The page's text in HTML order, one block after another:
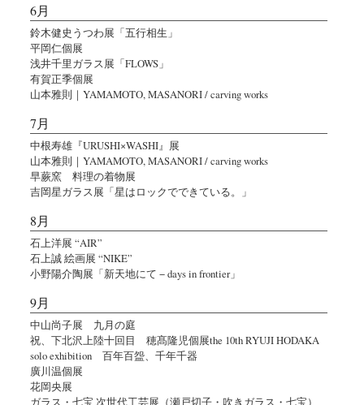
6月
鈴木健史うつわ展「五行相生」
平岡仁個展
浅井千里ガラス展「FLOWS」
有賀正季個展
山本雅則｜YAMAMOTO, MASANORI / carving works
7月
中根寿雄『URUSHI×WASHI』展
山本雅則｜YAMAMOTO, MASANORI / carving works
早蕨窯 料理の着物展
吉岡星ガラス展「星はロックでできている。」
8月
石上洋展 “AIR”
石上誠 絵画展 “NIKE”
小野陽介陶展「新天地にて − days in frontier」
9月
中山尚子展 九月の庭
祝、下北沢上陸十回目 穂髙隆児個展the 10th RYUJI HODAKA
solo exhibition 百年百盌、千年千器
廣川温個展
花岡央展
ガラス・七宝 次世代工芸展（瀬戸切子・吹きガラス・七宝）